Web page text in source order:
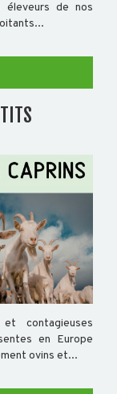
éleveurs de nos
contagieuses
en Europe
ovins et...